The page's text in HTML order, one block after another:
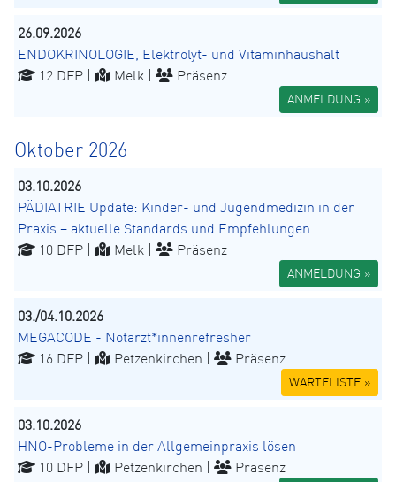
26.09.2026
ENDOKRINOLOGIE, Elektrolyt- und Vitaminhaushalt
12 DFP |
Melk | Präsenz
ANMELDUNG »
Oktober 2026
03.10.2026
PÄDIATRIE Update: Kinder- und Jugendmedizin in der
Praxis – aktuelle Standards und Empfehlungen
10 DFP |
Melk | Präsenz
ANMELDUNG »
03./04.10.2026
MEGACODE - Notärzt*innenrefresher
16 DFP |
Petzenkirchen | Präsenz
WARTELISTE »
03.10.2026
HNO-Probleme in der Allgemeinpraxis lösen
10 DFP |
Petzenkirchen | Präsenz